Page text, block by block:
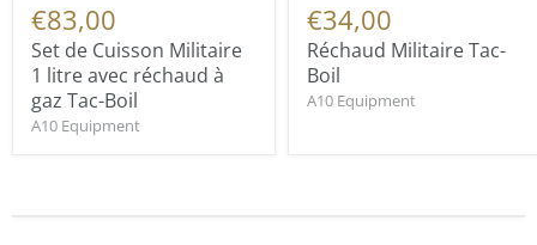
€83,00
Set de Cuisson Militaire
1 litre avec réchaud à
gaz Tac-Boil
A10 Equipment
€34,00
Réchaud Militaire Tac-
Boil
A10 Equipment